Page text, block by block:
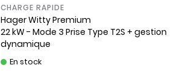
CHARGE RAPIDE
HagerWitty Premium
22 kW - Mode 3 Prise Type T2S + gestion
dynamique
En stock